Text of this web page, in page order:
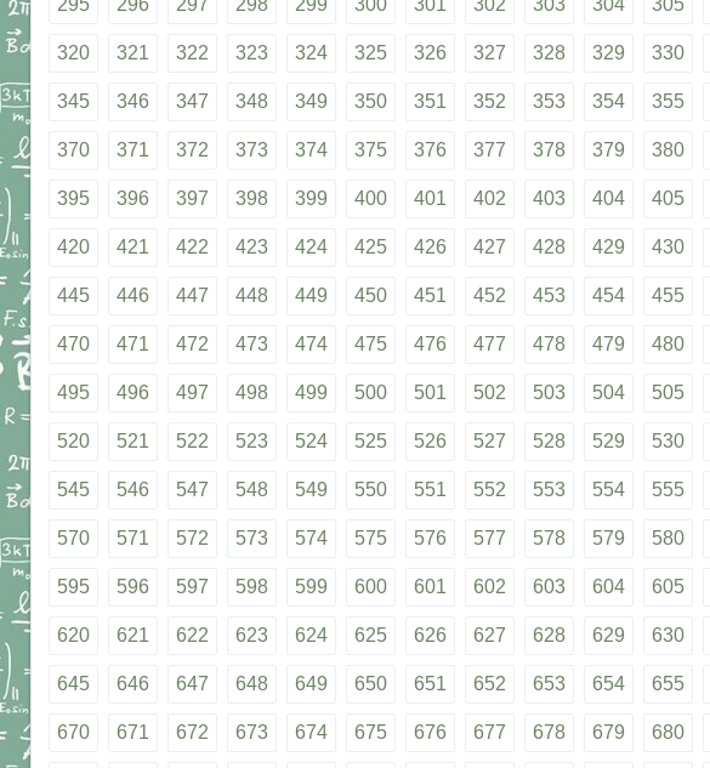
320 321 322 323 324 325 326 327 328 329 330
345 346 347 348 349 350 351 352 353 354 355
370 371 372 373 374 375 376 377 378 379 380
395 396 397 398 399 400 401 402 403 404 405
420 421 422 423 424 425 426 427 428 429 430
445 446 447 448 449 450 451 452 453 454 455
470 471 472 473 474 475 476 477 478 479 480
495 496 497 498 499 500 501 502 503 504 505
520 521 522 523 524 525 526 527 528 529 530
545 546 547 548 549 550 551 552 553 554 555
570 571 572 573 574 575 576 577 578 579 580
595 596 597 598 599 600 601 602 603 604 605
620 621 622 623 624 625 626 627 628 629 630
645 646 647 648 649 650 651 652 653 654 655
670 671 672 673 674 675 676 677 678 679 680